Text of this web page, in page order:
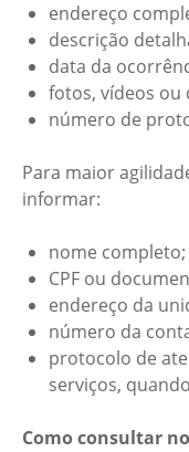
endereço
descrição
data da
fotos, vídeos
número de
Para maior
informar:
nome completo;
CPF ou
endereço da
número da
protocolo de
serviços,
Como consultar